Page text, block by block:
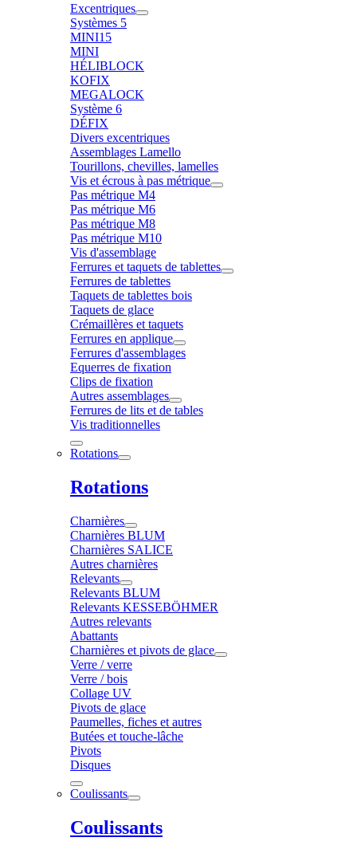
Excentriques
Systèmes 5
MINI15
MINI
HÉLIBLOCK
KOFIX
MEGALOCK
Système 6
DÉFIX
Divers excentriques
Assemblages Lamello
Tourillons, chevilles, lamelles
Vis et écrous à pas métrique
Pas métrique M4
Pas métrique M6
Pas métrique M8
Pas métrique M10
Vis d'assemblage
Ferrures et taquets de tablettes
Ferrures de tablettes
Taquets de tablettes bois
Taquets de glace
Crémaillères et taquets
Ferrures en applique
Ferrures d'assemblages
Equerres de fixation
Clips de fixation
Autres assemblages
Ferrures de lits et de tables
Vis traditionnelles
Rotations
Rotations
Charnières
Charnières BLUM
Charnières SALICE
Autres charnières
Relevants
Relevants BLUM
Relevants KESSEBÖHMER
Autres relevants
Abattants
Charnières et pivots de glace
Verre / verre
Verre / bois
Collage UV
Pivots de glace
Paumelles, fiches et autres
Butées et touche-lâche
Pivots
Disques
Coulissants
Coulissants